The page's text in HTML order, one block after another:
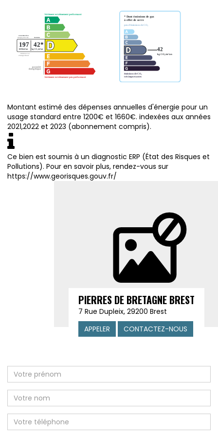
Montant estimé des dépenses annuelles d'énergie pour un
usage standard entre 1200€ et 1660€. indexées aux années
2021,2022 et 2023 (abonnement compris).
Ce bien est soumis à un diagnostic ERP (État des Risques et
Pollutions). Pour en savoir plus, rendez-vous sur
https://www.georisques.gouv.fr/
PIERRES DE BRETAGNE BREST
7 Rue Dupleix, 29200 Brest
APPELER
CONTACTEZ-NOUS